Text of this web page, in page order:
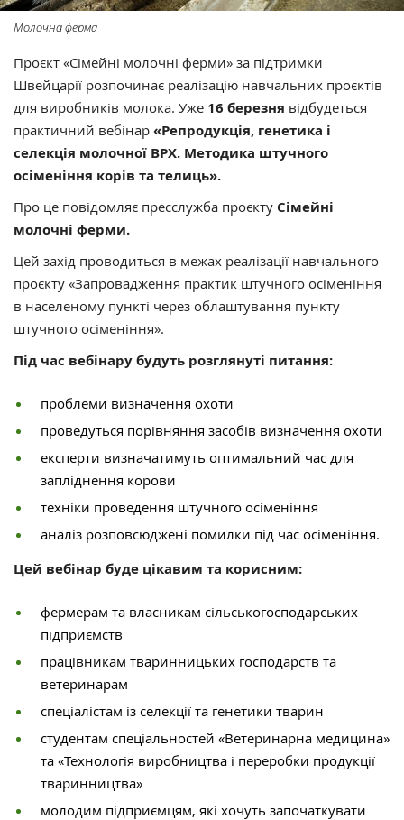
Молочна ферма
Проєкт «Сімейні молочні ферми» за підтримки
Швейцарії розпочинає реалізацію навчальних проєктів
для виробників молока. Уже 16 березня відбудеться
практичний вебінар «Репродукція, генетика і
селекція молочної ВРХ. Методика штучного
осіменіння корів та телиць».
Про це повідомляє пресслужба проєкту Сімейні
молочні ферми.
Цей захід проводиться в межах реалізації навчального
проєкту «Запровадження практик штучного осіменіння
в населеному пункті через облаштування пункту
штучного осіменіння».
Під час вебінару будуть розглянуті питання:
проблеми визначення охоти
проведуться порівняння засобів визначення охоти
експерти визначатимуть оптимальний час для
запліднення корови
техніки проведення штучного осіменіння
аналіз розповсюджені помилки під час осіменіння.
Цей вебінар буде цікавим та корисним:
фермерам та власникам сільськогосподарських
підприємств
працівникам тваринницьких господарств та
ветеринарам
спеціалістам із селекції та генетики тварин
студентам спеціальностей «Ветеринарна медицина»
та «Технологія виробництва і переробки продукції
тваринництва»
молодим підприємцям, які хочуть започаткувати